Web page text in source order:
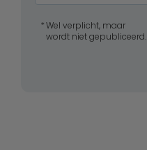
Wel verplicht, maar
wordt niet gepubliceerd.